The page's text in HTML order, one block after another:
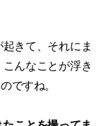
きて、それにま
んなことが浮き
ですね。